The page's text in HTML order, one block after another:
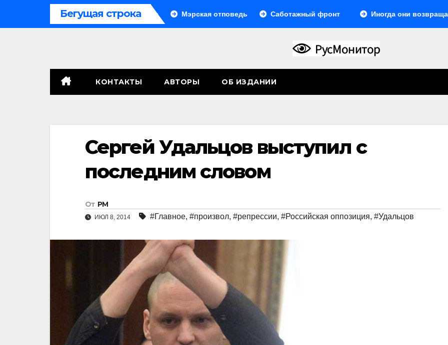
Бегущая строка
Система больше не монолитна Мэрская отповедь Саботажный фронт Иногда они
КОНТАКТЫ АВТОРЫ ОБ ИЗДАНИИ
Сергей Удальцов выступил с
последним словом
От РМ
ИЮЛ 8, 2014 #Главное, #произвол, #репрессии, #Российская оппозиция, #Удальцов